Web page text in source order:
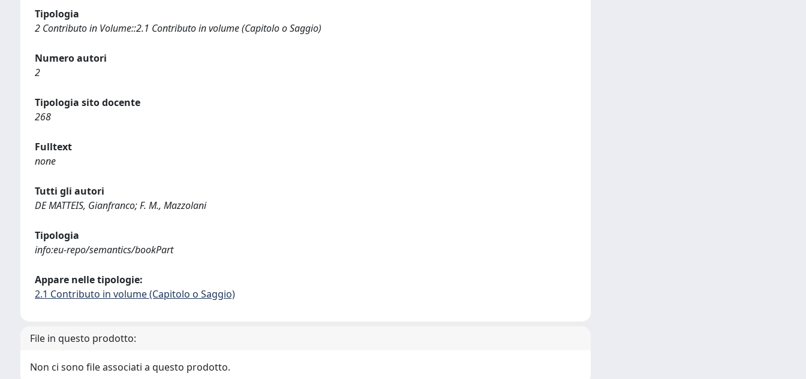
Tipologia
2 Contributo in Volume::2.1 Contributo in volume (Capitolo o Saggio)
Numero autori
2
Tipologia sito docente
268
Fulltext
none
Tutti gli autori
DE MATTEIS, Gianfranco; F. M., Mazzolani
Tipologia
info:eu-repo/semantics/bookPart
Appare nelle tipologie:
2.1 Contributo in volume (Capitolo o Saggio)
File in questo prodotto:
Non ci sono file associati a questo prodotto.